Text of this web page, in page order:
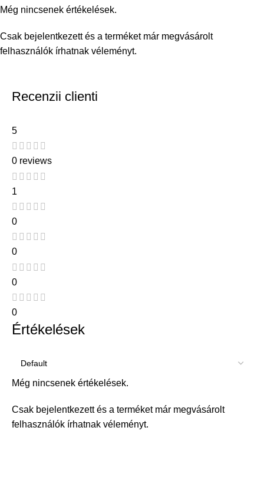
Még nincsenek értékelések.
Csak bejelentkezett és a terméket már megvásárolt
felhasználók írhatnak véleményt.
Recenzii clienti
5
0 reviews
1
0
0
0
0
Értékelések
Még nincsenek értékelések.
Csak bejelentkezett és a terméket már megvásárolt
felhasználók írhatnak véleményt.